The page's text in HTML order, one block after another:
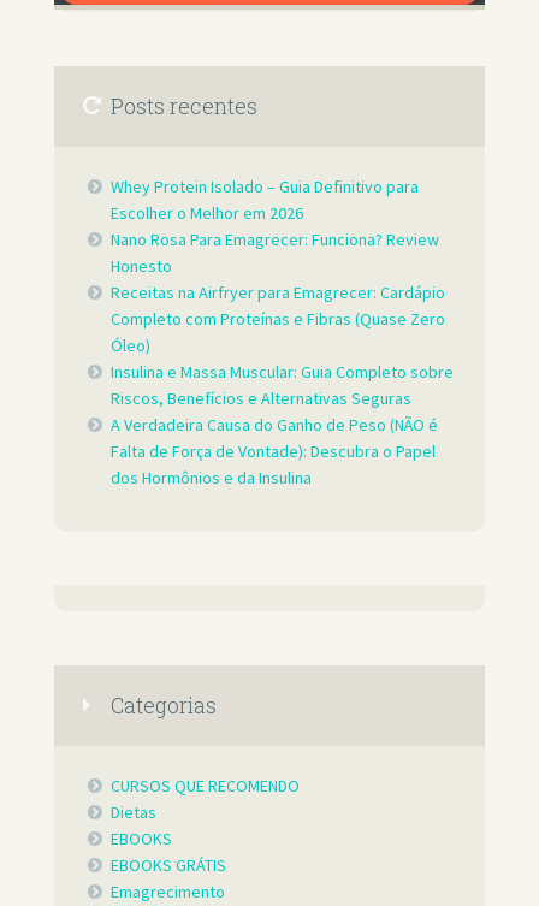
Posts recentes
Whey Protein Isolado – Guia Definitivo para
Escolher o Melhor em 2026
Nano Rosa Para Emagrecer: Funciona? Review
Honesto
Receitas na Airfryer para Emagrecer: Cardápio
Completo com Proteínas e Fibras (Quase Zero
Óleo)
Insulina e Massa Muscular: Guia Completo sobre
Riscos, Benefícios e Alternativas Seguras
A Verdadeira Causa do Ganho de Peso (NÃO é
Falta de Força de Vontade): Descubra o Papel
dos Hormônios e da Insulina
Categorias
CURSOS QUE RECOMENDO
Dietas
EBOOKS
EBOOKS GRÁTIS
Emagrecimento